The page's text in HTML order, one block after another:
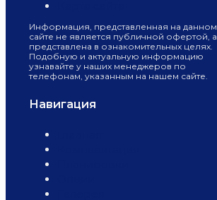
Информация, представленная на данном
сайте не является публичной офертой, а
представлена в ознакомительных целях.
Подобную и актуальную информацию
узнавайте у наших менеджеров по
телефонам, указанным на нашем сайте.
Навигация